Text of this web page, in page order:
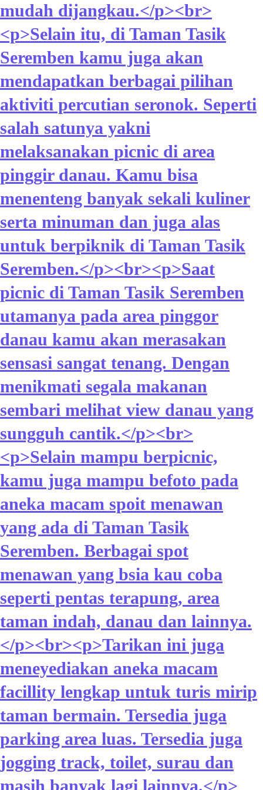
mudah dijangkau.</p><br>
<p>Selain itu, di Taman Tasik
Seremben kamu juga akan
mendapatkan berbagai pilihan
aktiviti percutian seronok. Seperti
salah satunya yakni
melaksanakan picnic di area
pinggir danau. Kamu bisa
menenteng banyak sekali kuliner
serta minuman dan juga alas
untuk berpiknik di Taman Tasik
Seremben.</p><br><p>Saat
picnic di Taman Tasik Seremben
utamanya pada area pinggor
danau kamu akan merasakan
sensasi sangat tenang. Dengan
menikmati segala makanan
sembari melihat view danau yang
sungguh cantik.</p><br>
<p>Selain mampu berpicnic,
kamu juga mampu befoto pada
aneka macam spoit menawan
yang ada di Taman Tasik
Seremben. Berbagai spot
menawan yang bsia kau coba
seperti pentas terapung, area
taman indah, danau dan lainnya.
</p><br><p>Tarikan ini juga
meneyediakan aneka macam
facillity lengkap untuk turis mirip
taman bermain. Tersedia juga
parking area luas. Tersedia juga
jogging track, toilet, surau dan
masih banyak lagi lainnya.</p>